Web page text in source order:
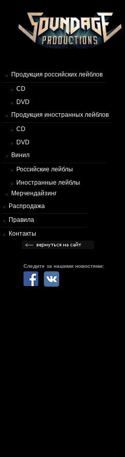
Продукция российских лейблов
CD
DVD
Продукция иностранных лейблов
CD
DVD
Винил
Российские лейблы
Иностранные лейблы
Мерчендайзинг
Распродажа
Правила
Контакты
Следите за нашими новостями: